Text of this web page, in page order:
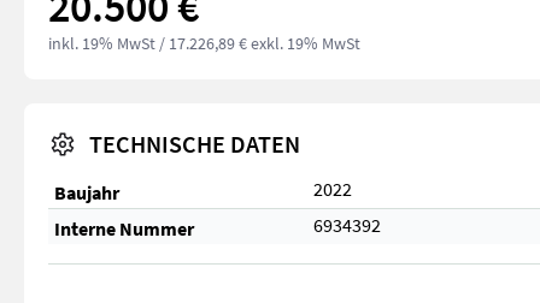
inkl. 19% MwSt / 17.226,89 € exkl. 19% MwSt
TECHNISCHE DATEN
Baujahr
2022
Interne Nummer
6934392